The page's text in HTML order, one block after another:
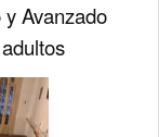
Avanzado